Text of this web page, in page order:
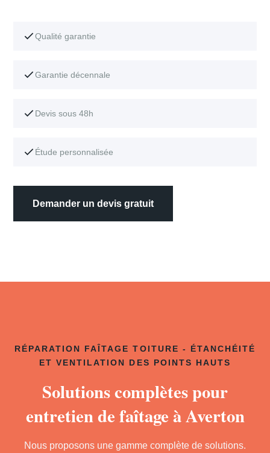
Qualité garantie
Garantie décennale
Devis sous 48h
Étude personnalisée
Demander un devis gratuit
RÉPARATION FAÎTAGE TOITURE - ÉTANCHÉITÉ
ET VENTILATION DES POINTS HAUTS
Solutions complètes pour
entretien de faîtage à Averton
Nous proposons une gamme complète de solutions.